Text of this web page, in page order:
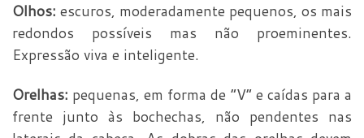
Olhos: escuros, moderadamente pequenos, os mais
redondos possíveis mas não proeminentes.
Expressão viva e inteligente.
Orelhas: pequenas, em forma de “V” e caídas para a
frente junto às bochechas, não pendentes nas